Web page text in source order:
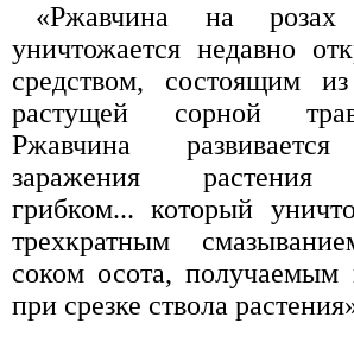
«Ржавчина на розах
уничтожается недавно
средством, состоящим
растущей сорной
Ржавчина развивается
заражения растения
грибком... который
трехкратным
соком осота, получаемым
при срезке ствола